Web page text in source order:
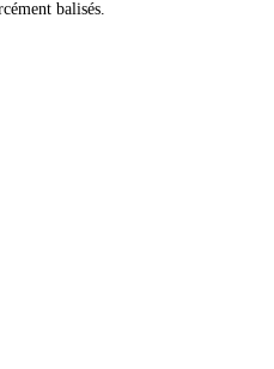
balisés.